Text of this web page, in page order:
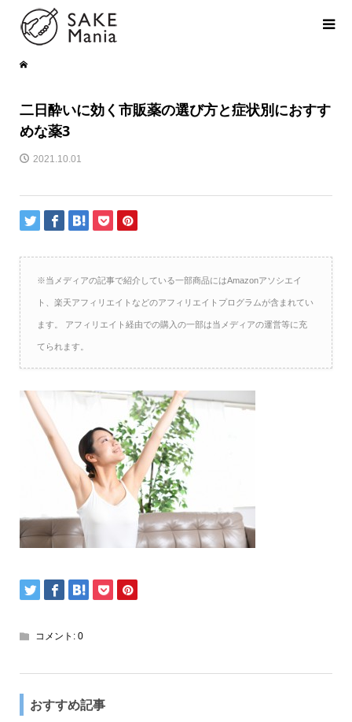
二日酔いに効く市販薬の選び方と症状別におすす
めな薬3
2021.10.01
※当メディアの記事で紹介している一部商品にはAmazonアソシエイ
ト、楽天アフィリエイトなどのアフィリエイトプログラムが含まれてい
ます。 アフィリエイト経由での購入の一部は当メディアの運営等に充
てられます。
コメント: 0
おすすめ記事